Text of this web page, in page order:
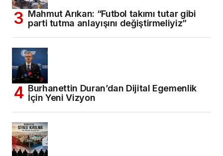
Mahmut Arıkan: “Futbol takımı tutar gibi
parti tutma anlayışını değiştirmeliyiz”
Burhanettin Duran’dan Dijital Egemenlik
İçin Yeni Vizyon